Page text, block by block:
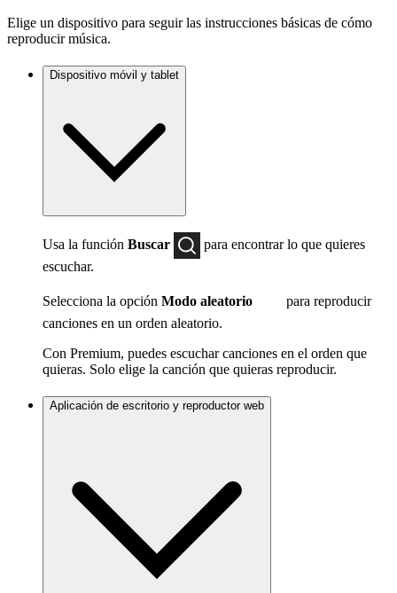
Elige un dispositivo para seguir las instrucciones básicas de cómo
reproducir música.
Dispositivo móvil y tablet
Usa la función Buscar
para encontrar lo que quieres
escuchar.
Selecciona la opción Modo aleatorio
para reproducir
canciones en un orden aleatorio.
Con Premium, puedes escuchar canciones en el orden que
quieras. Solo elige la canción que quieras reproducir.
Aplicación de escritorio y reproductor web